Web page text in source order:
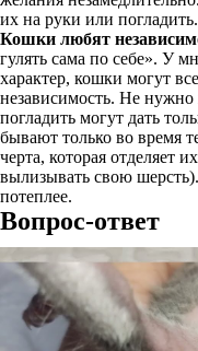
их на руки или погладить.
Кошки любят
гулять сама по себе». У
характер, кошки могут
независимость. Не нужно
погладить могут дать
бывают только во время
черта, которая отделяет
вылизывать свою
потеплее.
Вопрос-ответ